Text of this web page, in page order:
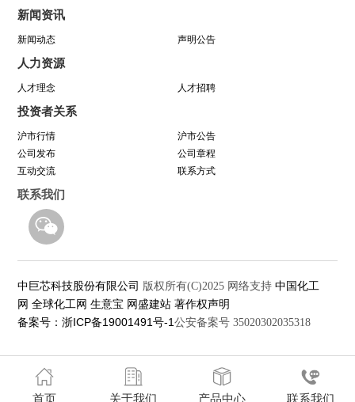
中巨芯参展SEMICON China 2021
八年靠谱路 芯程共奔赴——首届靠谱文化节开幕
与城同行，为热爱开跑
新闻资讯
新闻动态 声明公告
人力资源
人才理念 人才招聘
投资者关系
沪市行情
沪市公告
公司发布
公司章程
互动交流
联系方式
联系我们
中巨芯科技股份有限公司 版权所有(C)2025 网络支持 中国化工
网 全球化工网 生意宝 网盛建站 著作权声明
备案号：浙ICP备19001491号-1公安备案号 35020302035318
首页 关于我们 产品中心 联系我们